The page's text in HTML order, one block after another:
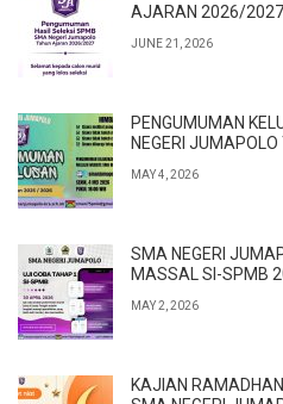
AJARAN 2026/2027
JUNE 21, 2026
PENGUMUMAN
NEGERI
MAY 4, 2026
SMA NEGERI
MASSAL SI-SPMB
MAY 2, 2026
KAJIAN RAMADHAN